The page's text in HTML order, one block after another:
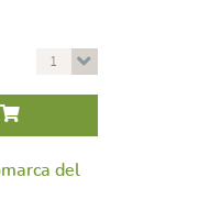
1
del